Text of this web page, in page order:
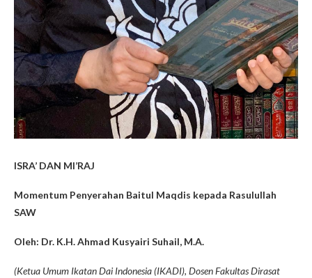
ISRA’ DAN MI’RAJ
Momentum Penyerahan Baitul Maqdis kepada Rasulullah
SAW
Oleh: Dr. K.H. Ahmad Kusyairi Suhail, M.A.
(Ketua Umum Ikatan Dai Indonesia (IKADI), Dosen Fakultas Dirasat